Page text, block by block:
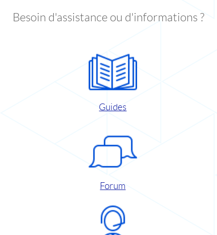
Besoin d'assistance ou d'informations ?
Guides
Forum